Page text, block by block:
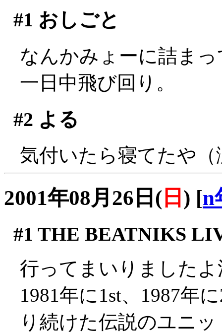
#1 おしごと
なんかみょーに詰ま
一日中飛び回り。
#2 よる
気付いたら寝てたや（
2001年08月26日( 日 ) [n
#1 THE BEATNIKS
行ってまいりました
1981年に1st、1987年
り続けた伝説のユニ